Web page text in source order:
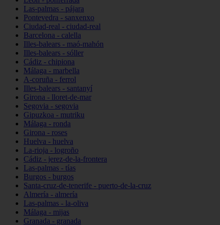
Las-palmas - pájara
Pontevedra - sanxenxo
Ciudad-real - ciudad-real
Barcelona - calella
Illes-balears - maó-mahón
Illes-balears - sóller
Cádiz - chipiona
Málaga - marbella
A-coruña - ferrol
Illes-balears - santanyí
Girona - lloret-de-mar
Segovia - segovia
Gipuzkoa - mutriku
Málaga - ronda
Girona - roses
Huelva - huelva
La-rioja - logroño
Cádiz - jerez-de-la-frontera
Las-palmas - tías
Burgos - burgos
Santa-cruz-de-tenerife - puerto-de-la-cruz
Almería - almería
Las-palmas - la-oliva
Málaga - mijas
Granada - granada